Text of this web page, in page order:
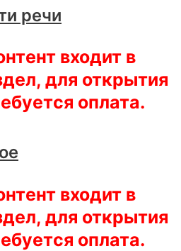
речи
входит в
для открытия
оплата.
входит в
для открытия
оплата.